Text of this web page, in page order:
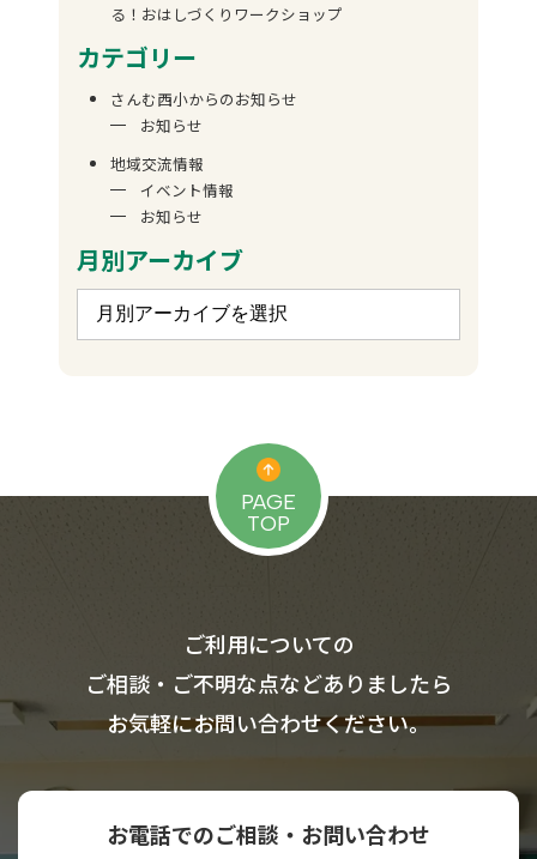
る！おはしづくりワークショップ
カテゴリー
さんむ西小からのお知らせ
お知らせ
地域交流情報
イベント情報
お知らせ
月別アーカイブ
PAGE
TOP
ご利用についての
ご相談・ご不明な点などありましたら
お気軽にお問い合わせください。
お電話でのご相談・お問い合わせ